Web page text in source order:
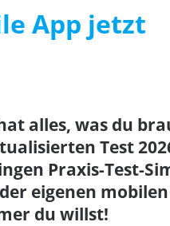
App jetzt
alles, was du
Test
Praxis-Test-
eigenen
du willst!